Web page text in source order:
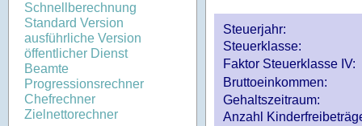
Schnellberechnung
Standard Version
ausführliche Version
öffentlicher Dienst
Beamte
Progressionsrechner
Chefrechner
Zielnettorechner
Steuerjahr:
Steuerklasse:
Faktor Steuerklasse IV:
Bruttoeinkommen:
Gehaltszeitraum:
Anzahl